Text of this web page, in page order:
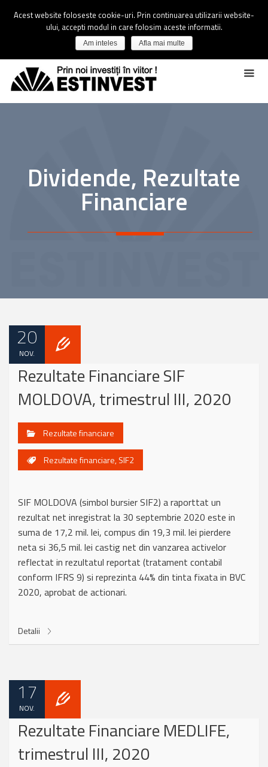
Dividende, Rezultate
Financiare
20
NOV.
Rezultate Financiare SIF
MOLDOVA, trimestrul III, 2020
Rezultate financiare
Rezultate financiare,SIF2
SIF MOLDOVA (simbol bursier SIF2) a raporttat un
rezultat net inregistrat la 30 septembrie 2020 este in
suma de 17,2 mil. lei, compus din 19,3 mil. lei pierdere
neta si 36,5 mil. lei castig net din vanzarea activelor
reflectat in rezultatul reportat (tratament contabil
conform IFRS 9) si reprezinta 44% din tinta fixata in BVC
2020, aprobat de actionari.
Detalii
17
NOV.
Rezultate Financiare MEDLIFE,
trimestrul III, 2020
Acest website foloseste cookie-uri. Prin continuarea utilizarii website-
ului, accepti modul in care folosim aceste informatii.
Am inteles Afla mai multe